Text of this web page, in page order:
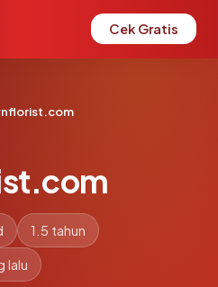
Cek Gratis
1.5 tahun
lalu